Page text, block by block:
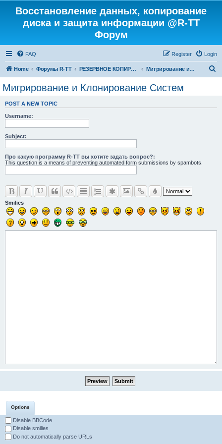
Восстановление данных, копирование
диска и защита информации @R-TT
Форум
FAQ Login
Register
Home Форумы R-TT РЕЗЕРВНОЕ КОПИРОВАНИЕ И ВОССТАНОВЛЕНИЕ СИСТЕМ Мигрирование и Клонирование Систем
Мигрирование и Клонирование Систем
POST A NEW TOPIC
Username:
Subject:
Про какую программу R-TT вы хотите задать вопрос?:
This question is a means of preventing automated form submissions by spambots.
Smilies
Options
Disable BBCode
Disable smilies
Do not automatically parse URLs